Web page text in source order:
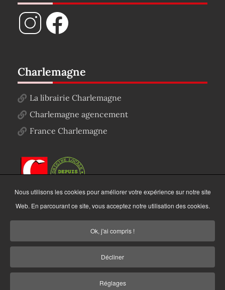
Charlemagne
La librairie Charlemagne
Charlemagne agencement
France Charlemagne
Copyright © 2022Charlemagne Autographe. Tous
Nous utilisons les cookies pour améliorer votre expérience sur notre site
Web. En parcourant ce site, vous acceptez notre utilisation des cookies.
Ok, j'ai compris !
Décliner
Réglages